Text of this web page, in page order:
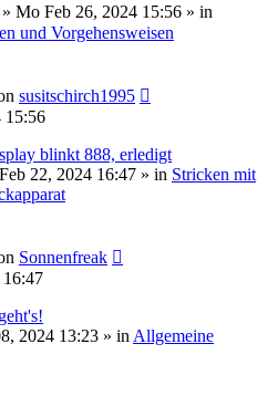
» Mo Feb 26, 2024 15:56 » in
und Vorgehensweisen
susitschirch1995
15:56
blinkt 888, erledigt
22, 2024 16:47 » in Stricken mit
Sonnenfreak
2024 13:23 » in Allgemeine